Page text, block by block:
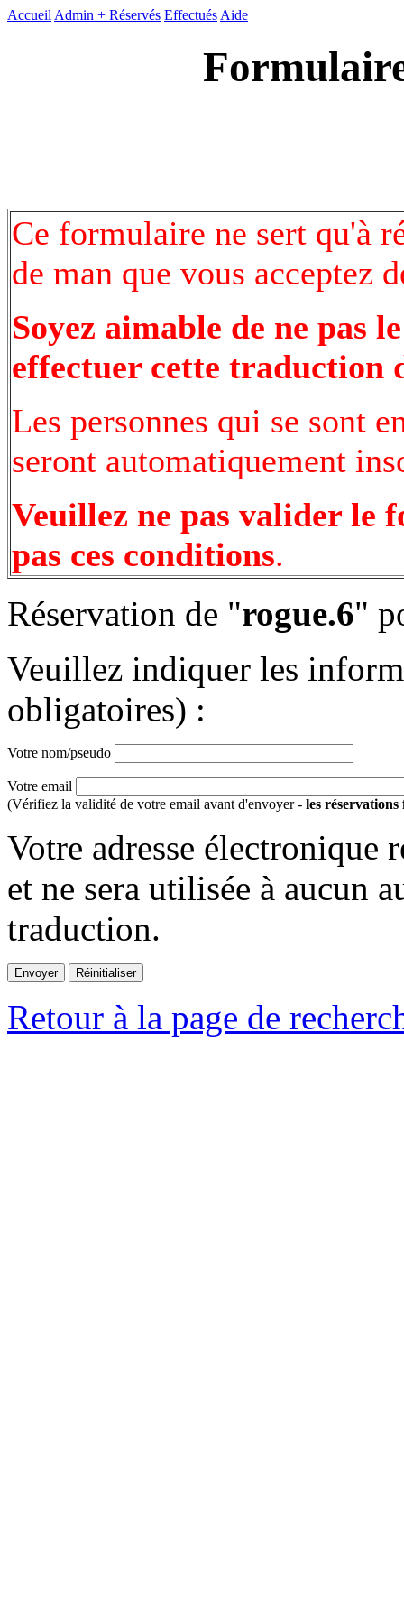
Accueil Admin + Réservés Effectués Aide
Ce formulaire ne sert qu'à
de man que vous acceptez
Soyez aimable de ne pas
effectuer cette traduction
Les personnes qui se sont
seront automatiquement
Veuillez ne pas valider le
pas ces conditions.
Réservation de "rogue.6"
Veuillez indiquer les
obligatoires) :
Votre nom/pseudo
Votre email
(Vérifiez la validité de votre email avant d'envoyer - les réservations
Votre adresse électronique
et ne sera utilisée à aucun
traduction.
Retour à la page de